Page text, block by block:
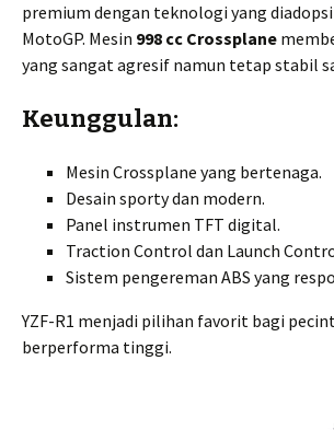
premium dengan teknologi yang
MotoGP. Mesin 998 cc Crossplane
yang sangat agresif namun tetap stabil
Keunggulan:
Mesin Crossplane yang bertenaga.
Desain sporty dan modern.
Panel instrumen TFT digital.
Traction Control dan Launch
Sistem pengereman ABS yang
YZF-R1 menjadi pilihan favorit bagi
berperforma tinggi.